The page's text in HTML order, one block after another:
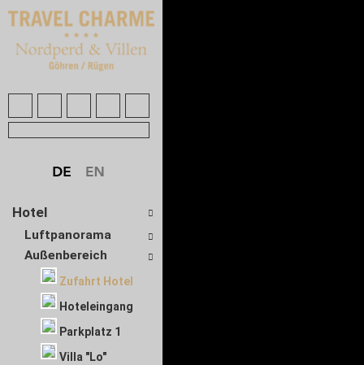
Hotel
Luftpanorama
Außenbereich
Zufahrt Hotel
Hoteleingang
Parkplatz 1
Villa "Lo"